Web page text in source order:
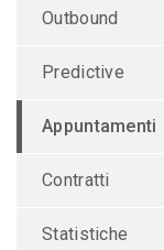
Outbound
Predictive
Appuntamenti
Contratti
Statistiche